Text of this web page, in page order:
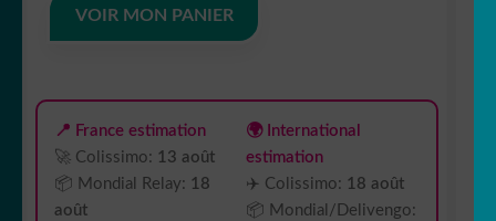
SMKHK
VOIR MON PANIER
📍 France estimation
🚀 Colissimo: 13 août
📦 Mondial Relay: 18
août
🌍 International
estimation
✈️ Colissimo: 18 août
📦 Mondial/Delivengo: